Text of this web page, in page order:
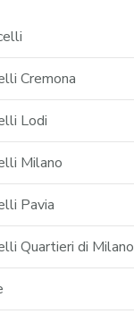
Cremona
Lodi
Milano
Pavia
Quartieri di Milano